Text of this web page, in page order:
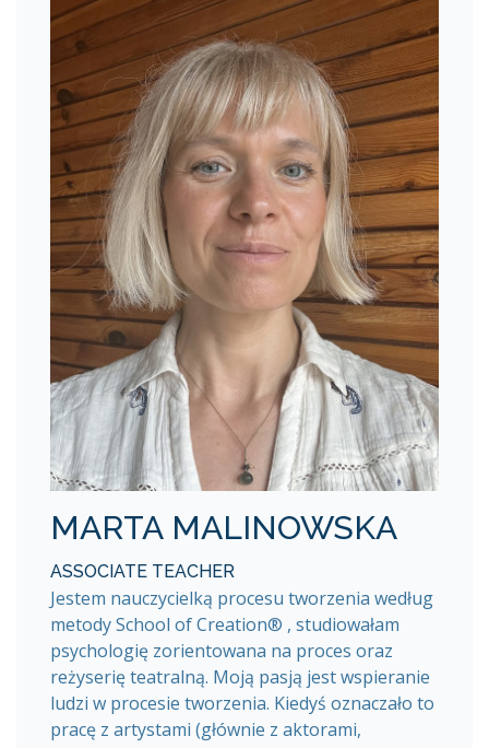
MARTA MALINOWSKA
ASSOCIATE TEACHER
Jestem nauczycielką procesu tworzenia według
metody School of Creation® , studiowałam
psychologię zorientowana na proces oraz
reżyserię teatralną. Moją pasją jest wspieranie
ludzi w procesie tworzenia. Kiedyś oznaczało to
pracę z artystami (głównie z aktorami,